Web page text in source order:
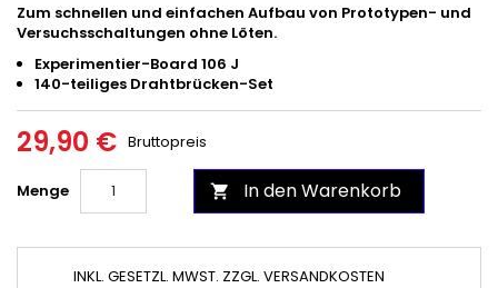
Zum schnellen und einfachen Aufbau von Prototypen- und
Versuchsschaltungen ohne Löten.
Experimentier-Board 106 J
140-teiliges Drahtbrücken-Set
29,90 € Bruttopreis
Menge  In den Warenkorb
INKL. GESETZL. MWST. ZZGL. VERSANDKOSTEN